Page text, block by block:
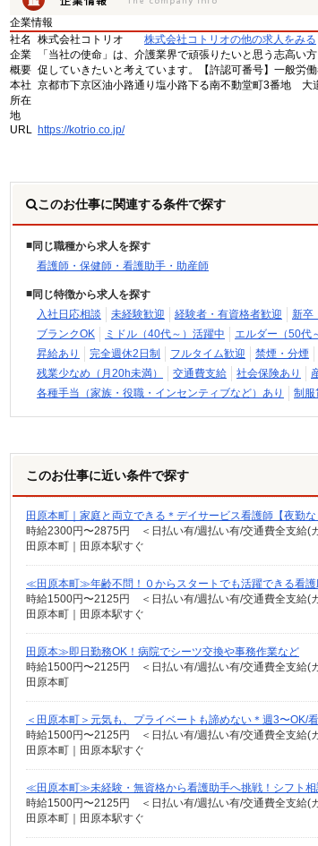
企業情報
社名
株式会社コトリオ
株式会社コトリオの他の求人をみる
企業
概要
「当社の使命」は、介護業界で頑張りたいと思う志高
促していきたいと考えています。【許認可番号】一般
本社
所在
地
京都市下京区油小路通り塩小路下る南不動堂町3番地 大
URL https://kotrio.co.jp/
このお仕事に関連する条件で探す
同じ職種から求人を探す
看護師・保健師・看護助手・助産師
同じ特徴から求人を探す
入社日応相談
未経験歓迎 経験者・有資格者歓迎 新卒
ブランクOK
ミドル（40代～）活躍中 エルダー（50代
昇給あり
完全週休2日制 フルタイム歓迎 禁煙・分煙
残業少なめ（月20h未満）
交通費支給 社会保険あり
各種手当（家族・役職・インセンティブなど）あり
制服
このお仕事に近い条件で探す
田原本町｜家庭と両立できる＊デイサービス看護師【夜勤な
時給2300円〜2875円 ＜日払い有/週払い有/交通費全支給(
田原本町｜田原本駅すぐ
≪田原本町≫年齢不問！０からスタートでも活躍できる看護
時給1500円〜2125円 ＜日払い有/週払い有/交通費全支給(
田原本町｜田原本駅すぐ
田原本≫即日勤務OK！病院でシーツ交換や事務作業など
時給1500円〜2125円 ＜日払い有/週払い有/交通費全支給(
田原本町
＜田原本町＞元気も、プライベートも諦めない＊週3〜OK/
時給1500円〜2125円 ＜日払い有/週払い有/交通費全支給(
田原本町｜田原本駅すぐ
≪田原本町≫未経験・無資格から看護助手へ挑戦！シフト相
時給1500円〜2125円 ＜日払い有/週払い有/交通費全支給(
田原本町｜田原本駅すぐ